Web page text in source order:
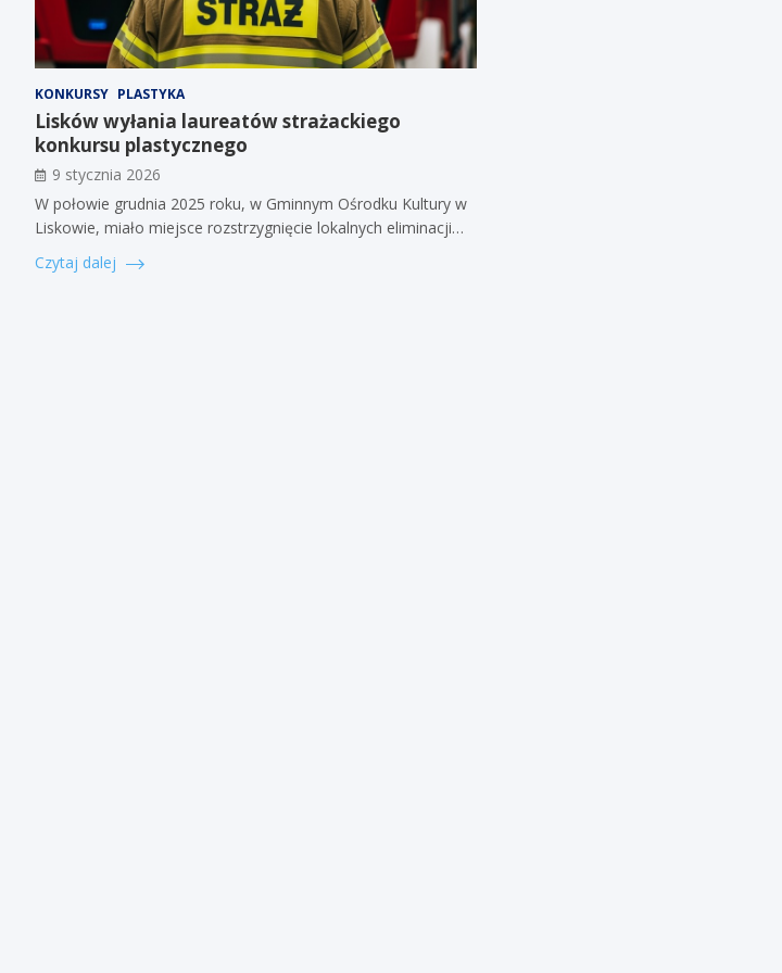
KONKURSY PLASTYKA
Lisków wyłania laureatów strażackiego
konkursu plastycznego
9 stycznia 2026
W połowie grudnia 2025 roku, w Gminnym Ośrodku Kultury w
Liskowie, miało miejsce rozstrzygnięcie lokalnych eliminacji…
Czytaj dalej